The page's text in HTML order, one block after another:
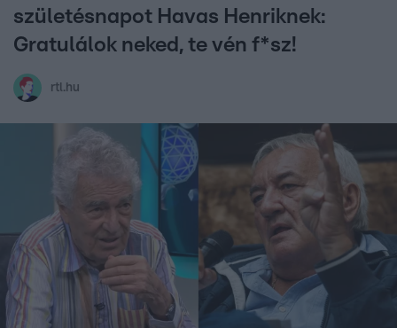
születésnapot Havas Henriknek:
Gratulálok neked, te vén f*sz!
rtl.hu